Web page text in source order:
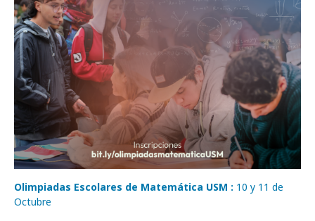
Olimpiadas Escolares de Matemática USM : 10 y 11 de
Octubre